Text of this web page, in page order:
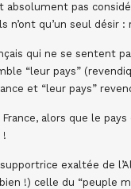
absolument pas
n’ont qu’un seul désir
qui ne se sentent
“leur pays”
et “leur pays”
alors que le
!
exaltée de
!) celle du “peuple